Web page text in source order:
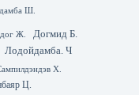
Ш.
Ж.
Догмид Б.
Лодойдамба. Ч
Х.
Ц.